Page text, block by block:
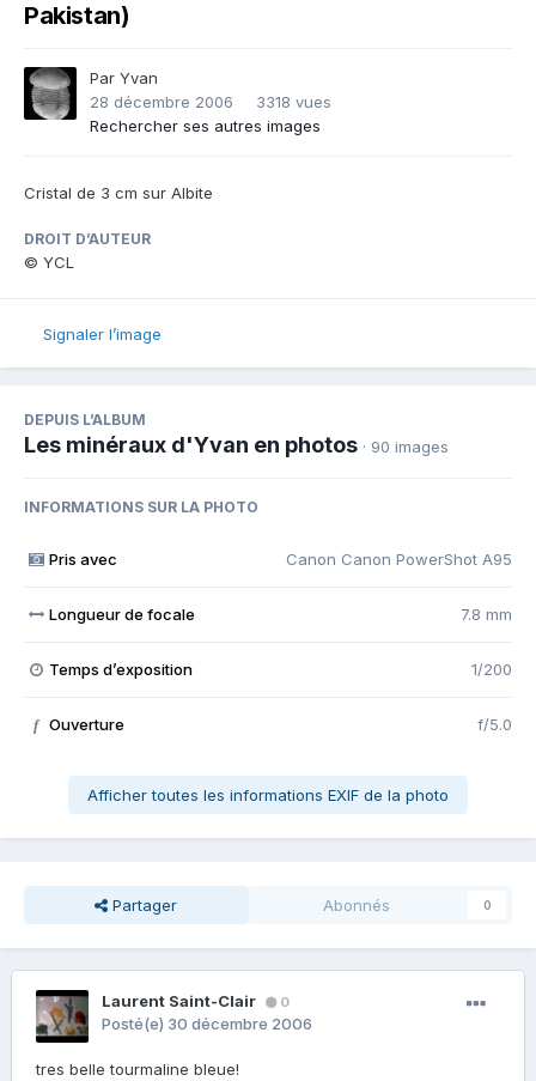
Pakistan)
Par Yvan
28 décembre 2006
3318 vues
Rechercher ses autres images
Cristal de 3 cm sur Albite
DROIT D’AUTEUR
© YCL
Signaler l’image
DEPUIS L’ALBUM
Les minéraux d'Yvan en photos · 90 images
INFORMATIONS SUR LA PHOTO
Pris avec Canon Canon PowerShot A95
Longueur de focale 7.8 mm
Temps d’exposition 1/200
f Ouverture f/5.0
Afficher toutes les informations EXIF de la photo
Partager Abonnés 0
Laurent Saint-Clair 0
Posté(e) 30 décembre 2006
tres belle tourmaline bleue!